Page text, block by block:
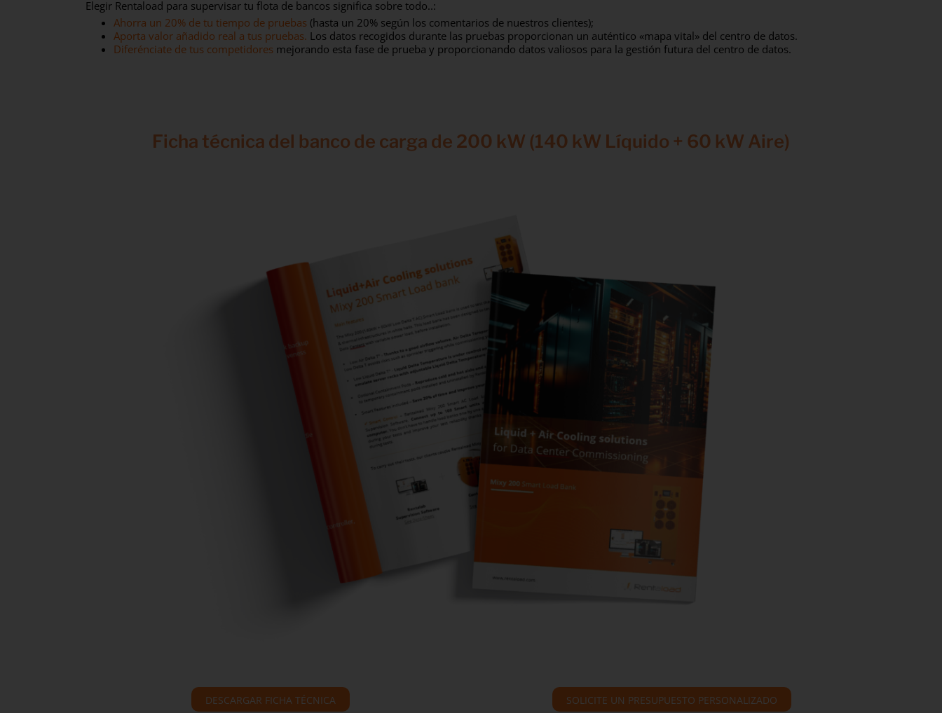
Elegir Rentaload para supervisar tu flota de bancos significa sobre todo..:
Ahorra un 20% de tu tiempo de pruebas (hasta un 20% según los comentarios de nuestros clientes);
Aporta valor añadido real a tus pruebas. Los datos recogidos durante las pruebas proporcionan un auténtico «mapa vital» del centro de datos.
Diferénciate de tus competidores mejorando esta fase de prueba y proporcionando datos valiosos para la gestión futura del centro de datos.
Ficha técnica del banco de carga de 200 kW (140 kW Líquido + 60 kW Aire)
DESCARGAR FICHA TÉCNICA SOLICITE UN PRESUPUESTO PERSONALIZADO